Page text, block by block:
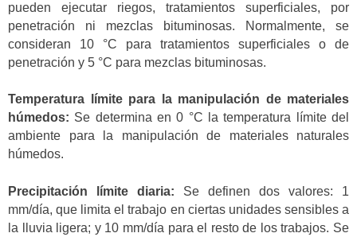
pueden ejecutar riegos, tratamientos superficiales, por
penetración ni mezclas bituminosas. Normalmente, se
consideran 10 °C para tratamientos superficiales o de
penetración y 5 °C para mezclas bituminosas.
Temperatura límite para la manipulación de materiales
húmedos: Se determina en 0 °C la temperatura límite del
ambiente para la manipulación de materiales naturales
húmedos.
Precipitación límite diaria: Se definen dos valores: 1
mm/día, que limita el trabajo en ciertas unidades sensibles a
la lluvia ligera; y 10 mm/día para el resto de los trabajos. Se